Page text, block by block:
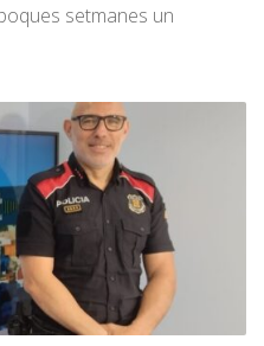
setmanes un